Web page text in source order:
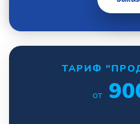
ТАРИФ
от